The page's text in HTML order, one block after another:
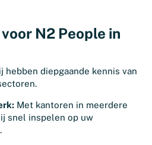
N2 People in
hebben diepgaande kennis van
Met kantoren in meerdere
snel inspelen op uw